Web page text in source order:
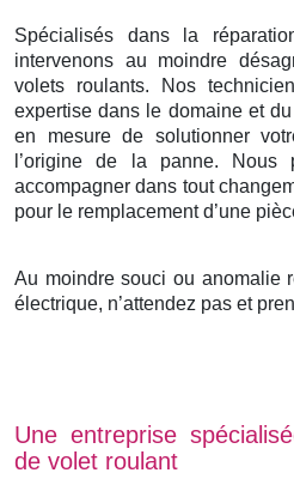
Spécialisés dans la
intervenons au moindre
volets roulants. Nos
expertise dans le domaine et
en mesure de solutionner
l’origine de la panne. Nous
accompagner dans tout
pour le remplacement d’une
Au moindre souci ou anomalie
électrique, n’attendez pas et
Une entreprise
de volet roulant